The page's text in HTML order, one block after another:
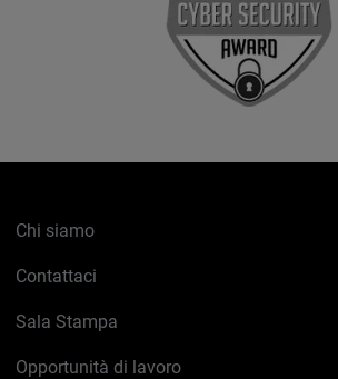
Chi siamo
Contattaci
Sala Stampa
Opportunità di lavoro